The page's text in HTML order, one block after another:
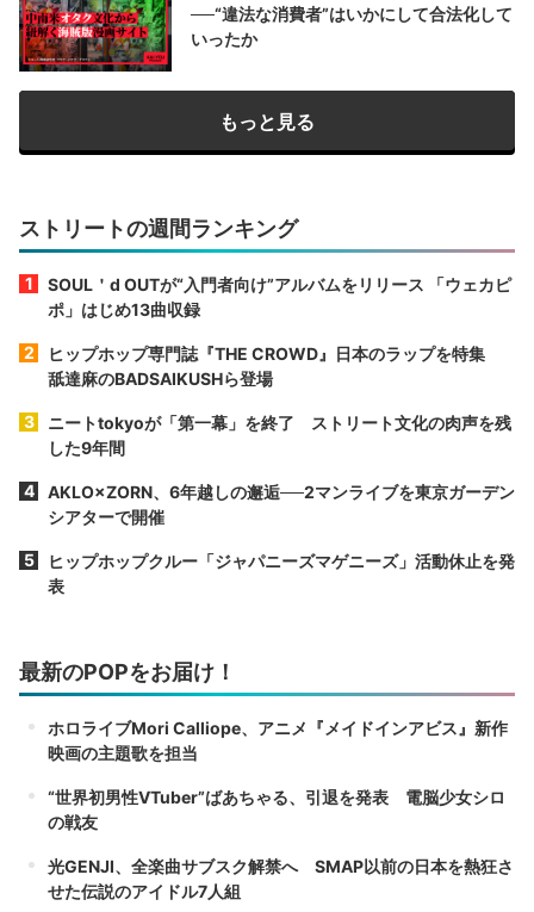
──“違法な消費者”はいかにして合法化して
いったか
もっと見る
ストリートの週間ランキング
SOUL＇d OUTが“入門者向け”アルバムをリリース 「ウェカピ
ポ」はじめ13曲収録
ヒップホップ専門誌『THE CROWD』日本のラップを特集
舐達麻のBADSAIKUSHら登場
ニートtokyoが「第一幕」を終了 ストリート文化の肉声を残
した9年間
AKLO×ZORN、6年越しの邂逅──2マンライブを東京ガーデン
シアターで開催
ヒップホップクルー「ジャパニーズマゲニーズ」活動休止を発
表
最新のPOPをお届け！
ホロライブMori Calliope、アニメ『メイドインアビス』新作
映画の主題歌を担当
“世界初男性VTuber”ばあちゃる、引退を発表 電脳少女シロ
の戦友
光GENJI、全楽曲サブスク解禁へ SMAP以前の日本を熱狂さ
せた伝説のアイドル7人組